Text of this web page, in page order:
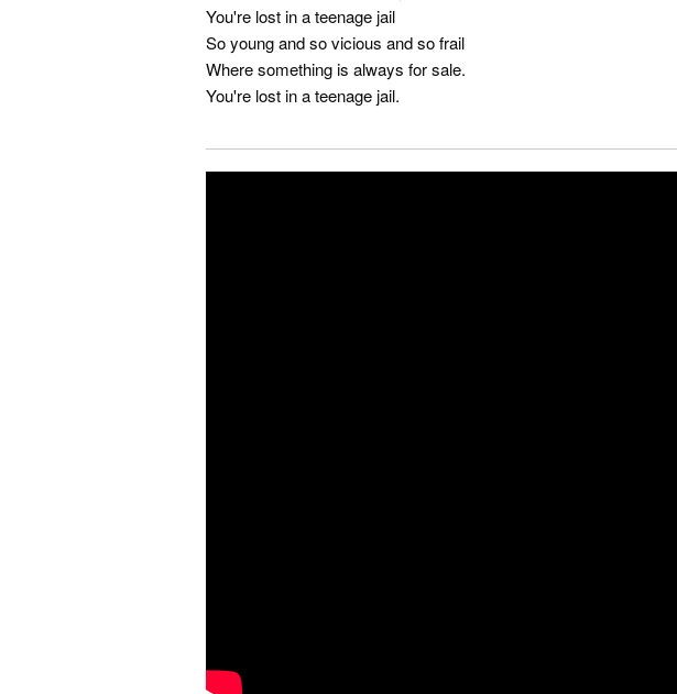
You're lost in a teenage jail
So young and so vicious and so frail
Where something is always for sale.
You're lost in a teenage jail.